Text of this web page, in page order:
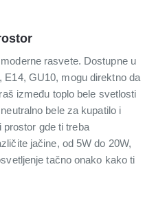
rasvete. Dostupne u
GU10, mogu direktno da
između toplo bele svetlosti
bele za kupatilo i
prostor gde ti treba
jačine, od 5W do 20W,
tačno onako kako ti